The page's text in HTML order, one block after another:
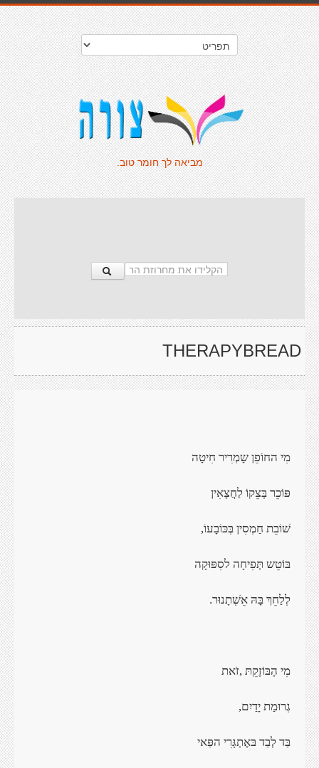
מביאה לך חומר טוב.
THERAPYBREAD
מִי החוֹפֵן שָמְרִיר חִיטָה
פּוֹכֵר בְּצֵקוֹ לַחֲצָאִין
שׁוֹבֵת חַמְסִין בְּכּוֹבָעוֹ,
בּוֹטֵש תְּפִיחָה לסִפּוּקָה
לְלַחֵךְ בָּהּ אֵשְׁתָנוּר.
מִי הָבּוֹזֶקֵתּ ,זֹאת
גְרוּמַת יָדַיִם,
בַּד לְבַד בּאֶתְגָּרִי הפַּאי